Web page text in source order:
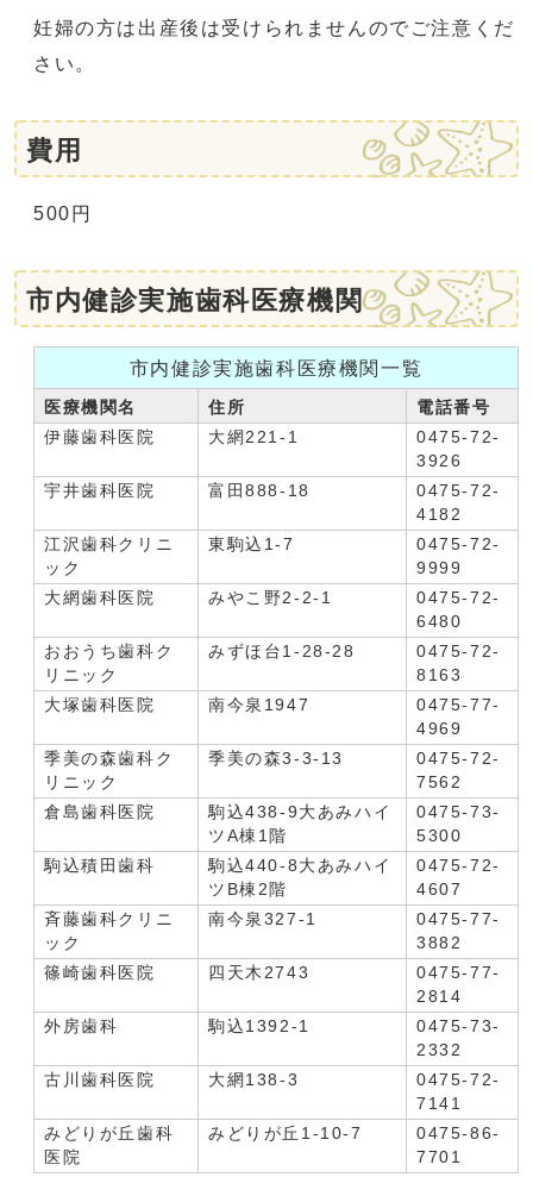
妊婦の方は出産後は受けられませんのでご注意くだ
さい。
費用
500円
市内健診実施歯科医療機関
市内健診実施歯科医療機関一覧
医療機関名 住所
電話番号
伊藤歯科医院
大網221-1
0475-72-
3926
宇井歯科医院
富田888-18
0475-72-
4182
江沢歯科クリニ
ック
東駒込1-7
0475-72-
9999
大網歯科医院
みやこ野2-2-1
0475-72-
6480
おおうち歯科ク
リニック
みずほ台1-28-28
0475-72-
8163
大塚歯科医院
南今泉1947
0475-77-
4969
季美の森歯科ク
リニック
季美の森3-3-13
0475-72-
7562
倉島歯科医院
駒込438-9大あみハイ
ツA棟1階
0475-73-
5300
駒込積田歯科
駒込440-8大あみハイ
ツB棟2階
0475-72-
4607
斉藤歯科クリニ
ック
南今泉327-1
0475-77-
3882
篠崎歯科医院
四天木2743
0475-77-
2814
外房歯科
駒込1392-1
0475-73-
2332
古川歯科医院
大網138-3
0475-72-
7141
みどりが丘歯科
医院
みどりが丘1-10-7
0475-86-
7701